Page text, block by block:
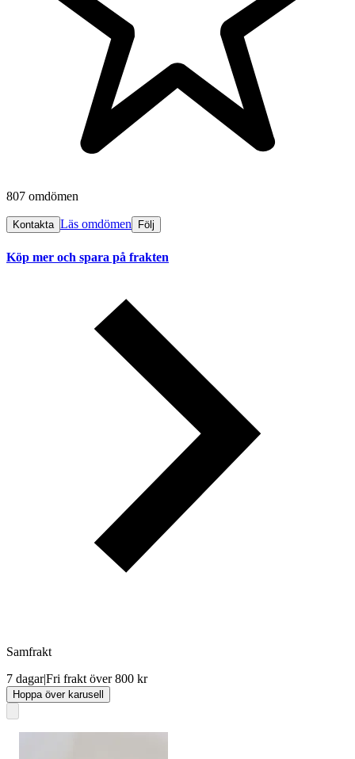
807 omdömen
Kontakta Läs omdömen Följ
Köp mer och spara på frakten
Samfrakt
7 dagar|Fri frakt över 800 kr
Hoppa över karusell